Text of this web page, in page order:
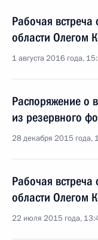
Рабочая встреча
области Олегом
1 августа 2016 года,
Распоряжение о
из резервного
28 декабря 2015 года,
Рабочая встреча
области Олегом
22 июля 2015 года,